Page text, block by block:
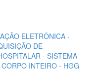
ELETRÔNICA -
DE
- SISTEMA
INTEIRO - HGG